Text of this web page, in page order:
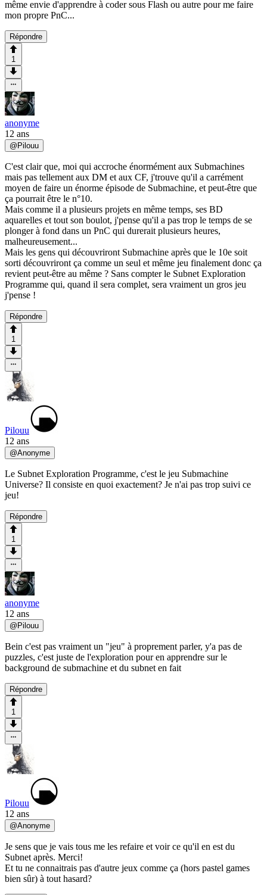
même envie d'apprendre à coder sous Flash ou autre pour me faire
mon propre PnC...
Répondre
1
anonyme
12 ans
@ Pilouu
C'est clair que, moi qui accroche énormément aux Submachines
mais pas tellement aux DM et aux CF, j'trouve qu'il a carrément
moyen de faire un énorme épisode de Submachine, et peut-être que
ça pourrait être le n°10.
Mais comme il a plusieurs projets en même temps, ses BD
aquarelles et tout son boulot, j'pense qu'il a pas trop le temps de se
plonger à fond dans un PnC qui durerait plusieurs heures,
malheureusement...
Mais les gens qui découvriront Submachine après que le 10e soit
sorti découvriront ça comme un seul et même jeu finalement donc ça
revient peut-être au même ? Sans compter le Subnet Exploration
Programme qui, quand il sera complet, sera vraiment un gros jeu
j'pense !
Répondre
1
Pilouu
12 ans
@Anonyme
Le Subnet Exploration Programme, c'est le jeu Submachine
Universe? Il consiste en quoi exactement? Je n'ai pas trop suivi ce
jeu!
Répondre
1
anonyme
12 ans
@ Pilouu
Bein c'est pas vraiment un "jeu" à proprement parler, y'a pas de
puzzles, c'est juste de l'exploration pour en apprendre sur le
background de submachine et du subnet en fait
Répondre
1
Pilouu
12 ans
@Anonyme
Je sens que je vais tous me les refaire et voir ce qu'il en est du
Subnet après. Merci!
Et tu ne connaitrais pas d'autre jeux comme ça (hors pastel games
bien sûr) à tout hasard?